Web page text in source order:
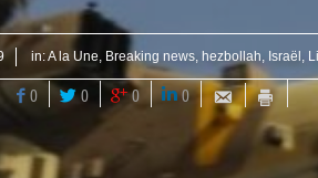
in:A la Une, Breaking news, hezbollah, Israël ,
0 0 0 0